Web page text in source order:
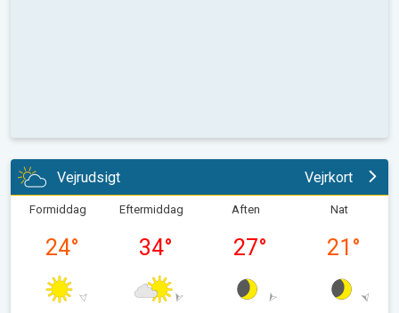
Vejrudsigt Vejrkort
Formiddag
24°
Eftermiddag
34°
Aften
27°
Nat
21 °